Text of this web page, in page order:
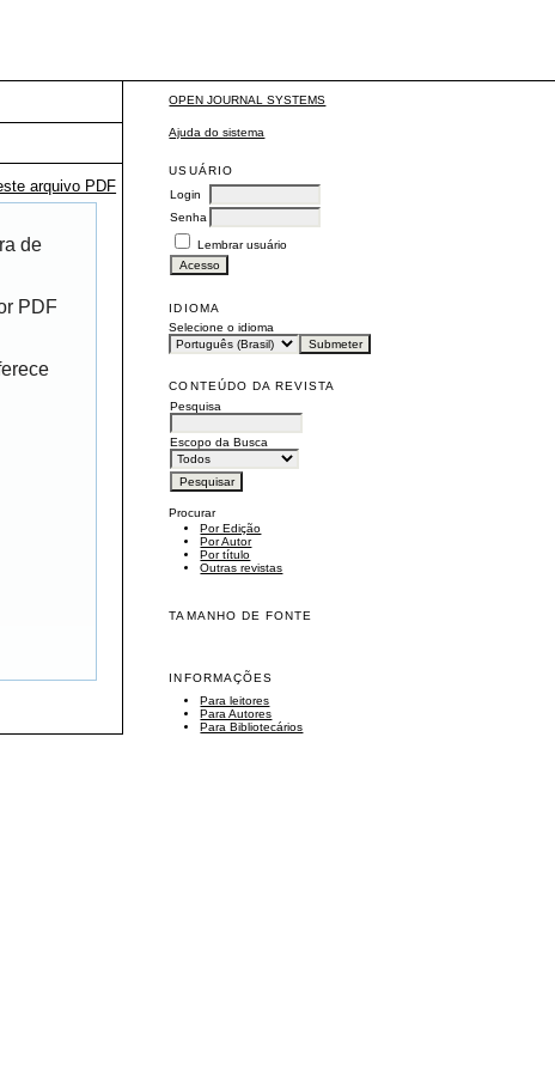
OPEN JOURNAL SYSTEMS
Ajuda do sistema
USUÁRIO
Login
Senha
Lembrar usuário
IDIOMA
Selecione o idioma
CONTEÚDO DA REVISTA
Pesquisa
Escopo da Busca
Procurar
Por Edição
Por Autor
Por título
Outras revistas
TAMANHO DE FONTE
INFORMAÇÕES
Para leitores
Para Autores
Para Bibliotecários
arquivo PDF
de
PDF